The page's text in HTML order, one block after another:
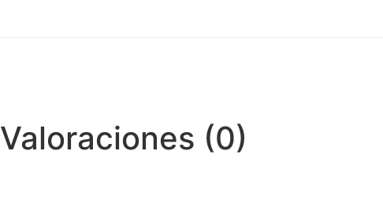
Valoraciones (0)